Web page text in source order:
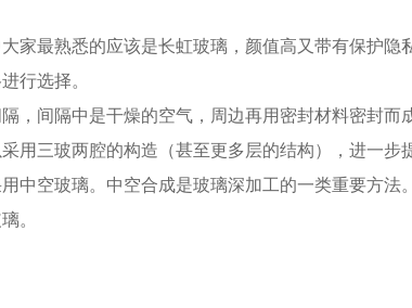
家最熟悉的应该是长虹玻璃，颜值高又带有保护隐
行选择。
，间隔中是干燥的空气，周边再用密封材料密封而
用三玻两腔的构造（甚至更多层的结构），进一步
中空玻璃。中空合成是玻璃深加工的一类重要方法
。